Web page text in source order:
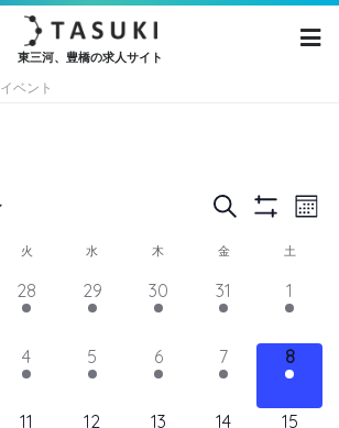
東三河、豊橋の求人サイト
イベント
イ
ベ
ン
ト
を
検
検
Filters
イ
ュ
ナ
火 水 木 金 土
11
イ
ン
28
11
イ
ン
29
11
イ
ン
30
11
イ
ン
31
12
イ
ベ
ン
1
11
イ
4
11
イ
5
11
イ
6
11
イ
7
11
イ
ベ
8
10
11
10
12
10
13
10
14
10
15